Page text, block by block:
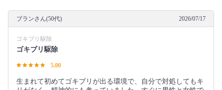
ブランさん(50代) 2026/07/17
ゴキブリ駆除
ゴキブリ駆除
5.00
生まれて初めてゴキブリが出る環境で、自分で対処してもキ